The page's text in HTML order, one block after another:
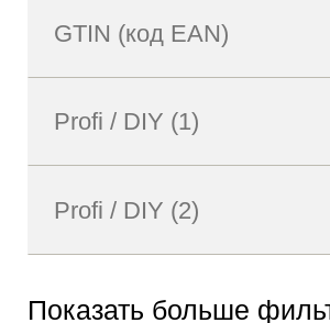
Показать больше